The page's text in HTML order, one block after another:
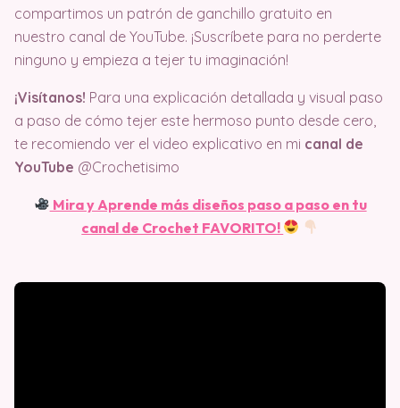
compartimos un patrón de ganchillo gratuito en
nuestro canal de YouTube. ¡Suscríbete para no perderte
ninguno y empieza a tejer tu imaginación!
¡Visítanos! Para una explicación detallada y visual paso
a paso de cómo tejer este hermoso punto desde cero,
te recomiendo ver el video explicativo en mi canal de
YouTube @Crochetisimo
Mira y Aprende más diseños paso a paso en tu
canal de Crochet FAVORITO!